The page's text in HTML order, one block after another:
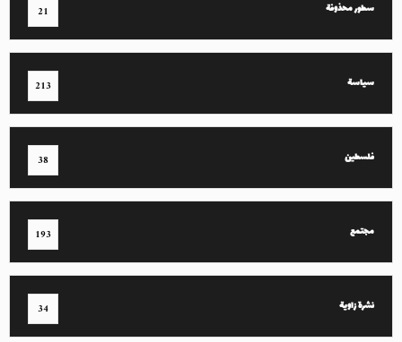
سطور محذوفة 21
سياسة 213
فلسطين 38
مجتمع 193
نشرة زاوية 34